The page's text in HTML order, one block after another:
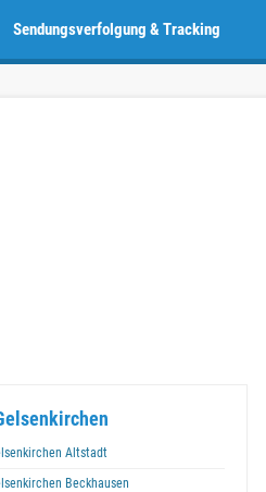
Sendungsverfolgung & Tracking
Altstadt
Beckhausen